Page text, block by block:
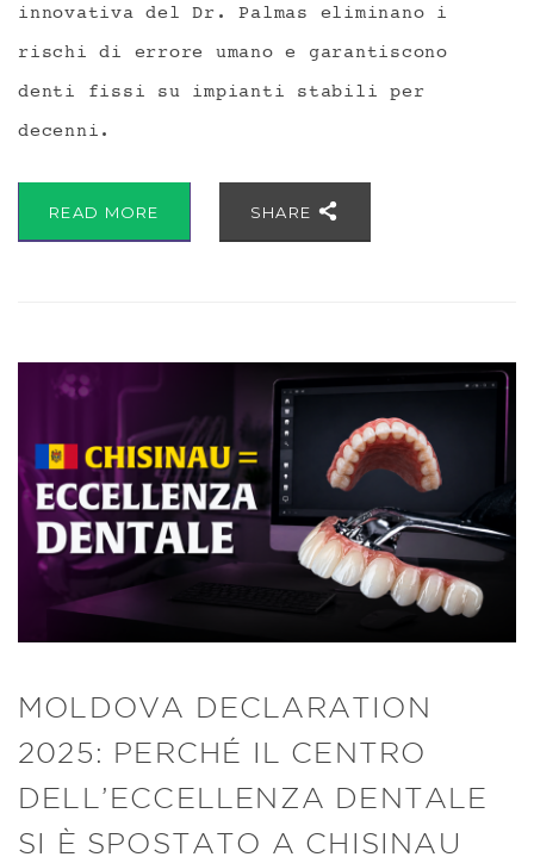
innovativa del Dr. Palmas eliminano i
rischi di errore umano e garantiscono
denti fissi su impianti stabili per
decenni.
READ MORE SHARE
MOLDOVA DECLARATION
2025: PERCHÉ IL CENTRO
DELL’ECCELLENZA DENTALE
SI È SPOSTATO A CHISINAU